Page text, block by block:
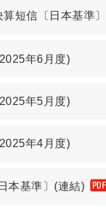
短信〔日本基準
年6月度)
年5月度)
年4月度)
本基準〕(連結) PDF